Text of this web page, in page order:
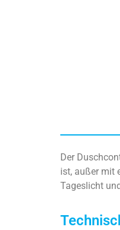
Der
ist, außer mit
Tageslicht